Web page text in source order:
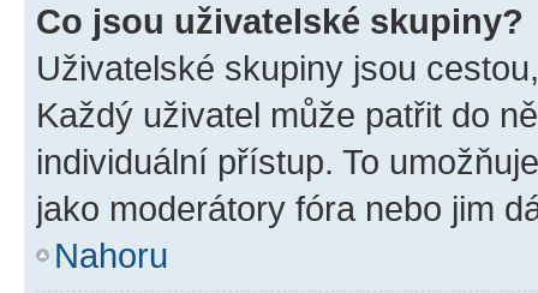
Co jsou uživatelské skupiny?
Uživatelské skupiny jsou
Každý uživatel může patřit do
individuální přístup. To
jako moderátory fóra nebo jim
Nahoru